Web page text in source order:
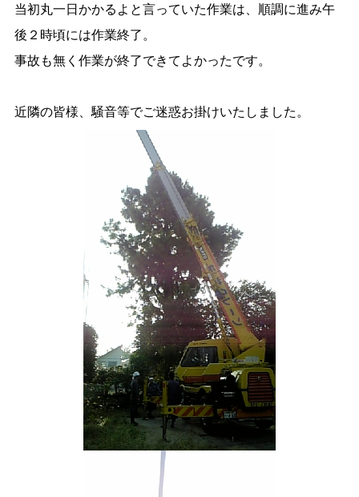
当初丸一日かかるよと言っていた作業は、順調に進み午
後２時頃には作業終了。
事故も無く作業が終了できてよかったです。
近隣の皆様、騒音等でご迷惑お掛けいたしました。